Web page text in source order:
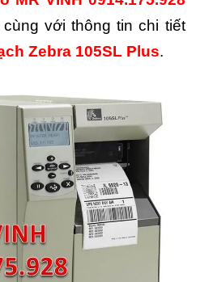
với thông tin chi tiết
Zebra 105SL Plus.